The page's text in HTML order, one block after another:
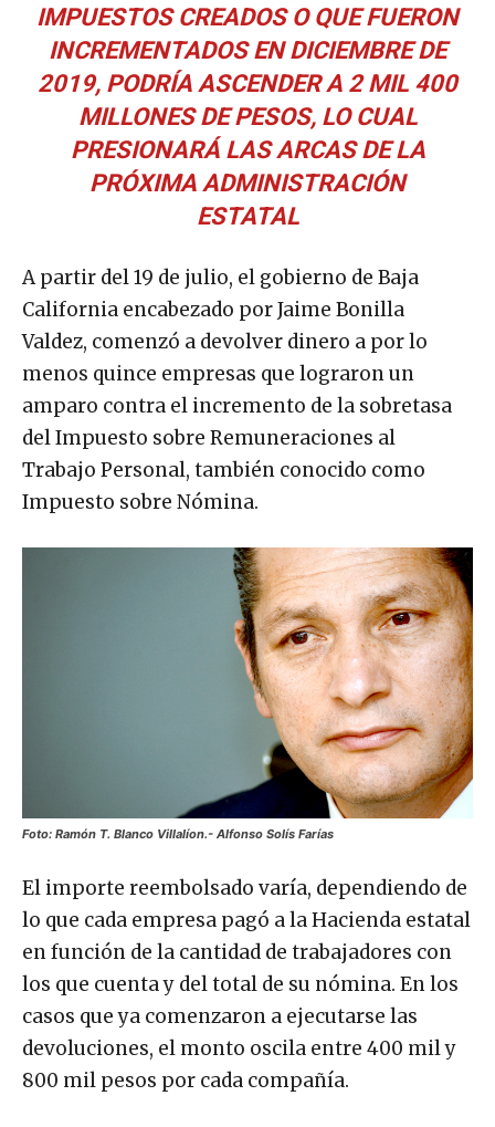
IMPUESTOS CREADOS O QUE FUERON
INCREMENTADOS EN DICIEMBRE DE
2019, PODRÍA ASCENDER A 2 MIL 400
MILLONES DE PESOS, LO CUAL
PRESIONARÁ LAS ARCAS DE LA
PRÓXIMA ADMINISTRACIÓN
ESTATAL
A partir del 19 de julio, el gobierno de Baja
California encabezado por Jaime Bonilla
Valdez, comenzó a devolver dinero a por lo
menos quince empresas que lograron un
amparo contra el incremento de la sobretasa
del Impuesto sobre Remuneraciones al
Trabajo Personal, también conocido como
Impuesto sobre Nómina.
Foto: Ramón T. Blanco Villalíon.- Alfonso Solís Farías
El importe reembolsado varía, dependiendo de
lo que cada empresa pagó a la Hacienda estatal
en función de la cantidad de trabajadores con
los que cuenta y del total de su nómina. En los
casos que ya comenzaron a ejecutarse las
devoluciones, el monto oscila entre 400 mil y
800 mil pesos por cada compañía.